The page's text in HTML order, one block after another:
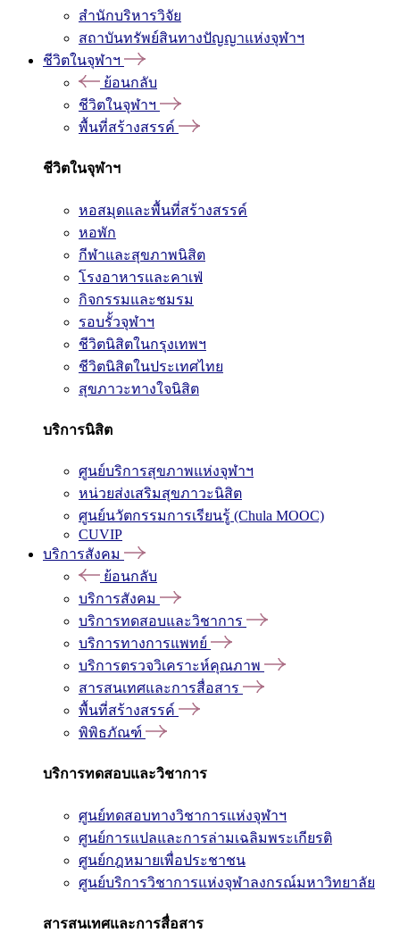
สำนักบริหารวิจัย
สถาบันทรัพย์สินทางปัญญาแห่งจุฬาฯ
ชีวิตในจุฬาฯ
ย้อนกลับ
ชีวิตในจุฬาฯ
พื้นที่สร้างสรรค์
ชีวิตในจุฬาฯ
หอสมุดและพื้นที่สร้างสรรค์
หอพัก
กีฬาและสุขภาพนิสิต
โรงอาหารและคาเฟ่
กิจกรรมและชมรม
รอบรั้วจุฬาฯ
ชีวิตนิสิตในกรุงเทพฯ
ชีวิตนิสิตในประเทศไทย
สุขภาวะทางใจนิสิต
บริการนิสิต
ศูนย์บริการสุขภาพแห่งจุฬาฯ
หน่วยส่งเสริมสุขภาวะนิสิต
ศูนย์นวัตกรรมการเรียนรู้ (Chula MOOC)
CUVIP
บริการสังคม
ย้อนกลับ
บริการสังคม
บริการทดสอบและวิชาการ
บริการทางการแพทย์
บริการตรวจวิเคราะห์คุณภาพ
สารสนเทศและการสื่อสาร
พื้นที่สร้างสรรค์
พิพิธภัณฑ์
บริการทดสอบและวิชาการ
ศูนย์ทดสอบทางวิชาการแห่งจุฬาฯ
ศูนย์การแปลและการล่ามเฉลิมพระเกียรติ
ศูนย์กฎหมายเพื่อประชาชน
ศูนย์บริการวิชาการแห่งจุฬาลงกรณ์มหาวิทยาลัย
สารสนเทศและการสื่อสาร